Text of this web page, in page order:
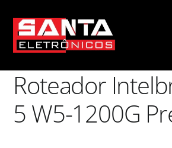
content
Roteador
5 W5-1200G